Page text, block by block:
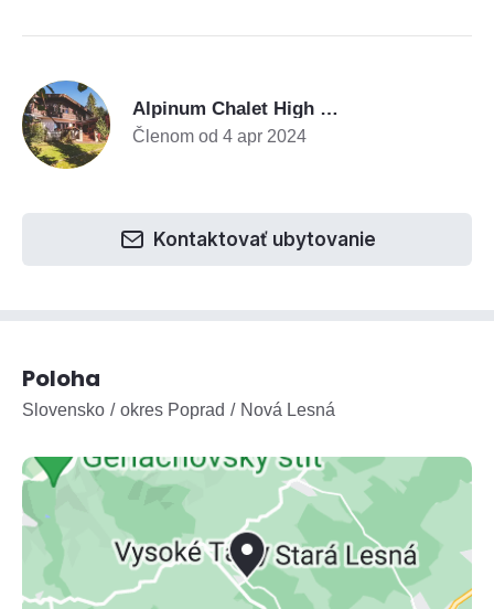
A Alpinum Chalet High Tatras
Členom od 4 apr 2024
Kontaktovať ubytovanie
Poloha
Slovensko okres Poprad Nová Lesná